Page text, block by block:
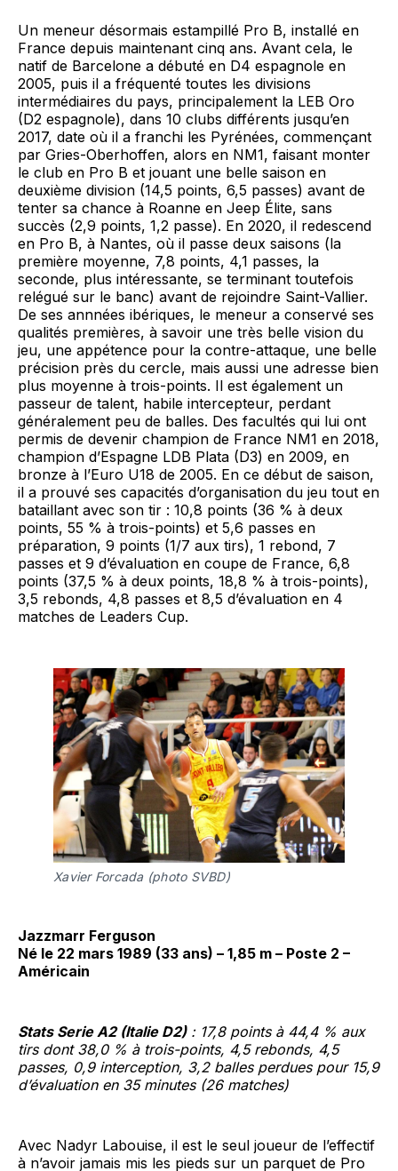
Un meneur désormais estampillé Pro B, installé en
France depuis maintenant cinq ans. Avant cela, le
natif de Barcelone a débuté en D4 espagnole en
2005, puis il a fréquenté toutes les divisions
intermédiaires du pays, principalement la LEB Oro
(D2 espagnole), dans 10 clubs différents jusqu’en
2017, date où il a franchi les Pyrénées, commençant
par Gries-Oberhoffen, alors en NM1, faisant monter
le club en Pro B et jouant une belle saison en
deuxième division (14,5 points, 6,5 passes) avant de
tenter sa chance à Roanne en Jeep Élite, sans
succès (2,9 points, 1,2 passe). En 2020, il redescend
en Pro B, à Nantes, où il passe deux saisons (la
première moyenne, 7,8 points, 4,1 passes, la
seconde, plus intéressante, se terminant toutefois
relégué sur le banc) avant de rejoindre Saint-Vallier.
De ses annnées ibériques, le meneur a conservé ses
qualités premières, à savoir une très belle vision du
jeu, une appétence pour la contre-attaque, une belle
précision près du cercle, mais aussi une adresse bien
plus moyenne à trois-points. Il est également un
passeur de talent, habile intercepteur, perdant
généralement peu de balles. Des facultés qui lui ont
permis de devenir champion de France NM1 en 2018,
champion d’Espagne LDB Plata (D3) en 2009, en
bronze à l’Euro U18 de 2005. En ce début de saison,
il a prouvé ses capacités d’organisation du jeu tout en
bataillant avec son tir : 10,8 points (36 % à deux
points, 55 % à trois-points) et 5,6 passes en
préparation, 9 points (1/7 aux tirs), 1 rebond, 7
passes et 9 d’évaluation en coupe de France, 6,8
points (37,5 % à deux points, 18,8 % à trois-points),
3,5 rebonds, 4,8 passes et 8,5 d’évaluation en 4
matches de Leaders Cup.
Xavier Forcada (photo SVBD)
Jazzmarr Ferguson
Né le 22 mars 1989 (33 ans) – 1,85 m – Poste 2 –
Américain
Stats Serie A2 (Italie D2): 17,8 points à 44,4 % aux
tirs dont 38,0 % à trois-points, 4,5 rebonds, 4,5
passes, 0,9 interception, 3,2 balles perdues pour 15,9
d’évaluation en 35 minutes (26 matches)
Avec Nadyr Labouise, il est le seul joueur de l’effectif
à n’avoir jamais mis les pieds sur un parquet de Pro